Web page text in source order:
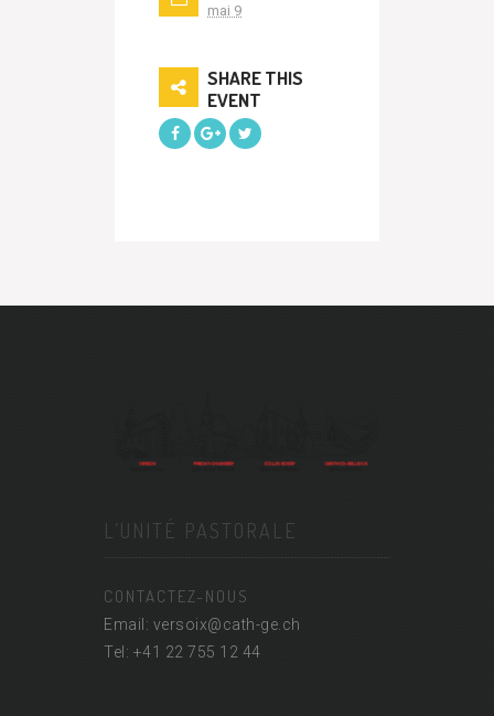
mai 9
SHARE THIS
EVENT
L’UNITÉ PASTORALE
CONTACTEZ-NOUS
Email: versoix@cath-ge.ch
Tel: +41 22 755 12 44